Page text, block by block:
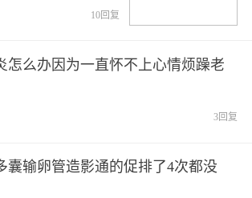
10回复
怎么办因为一直怀不上心情烦躁老
3回复
囊输卵管造影通的促排了4次都没